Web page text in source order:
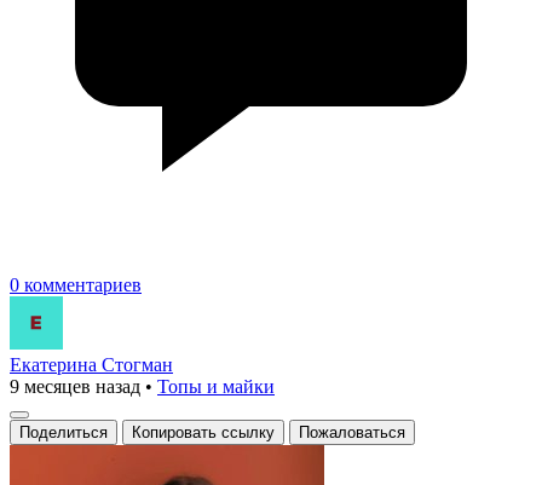
0 комментариев
Екатерина Стогман
9 месяцев назад • Топы и майки
Поделиться Копировать ссылку Пожаловаться